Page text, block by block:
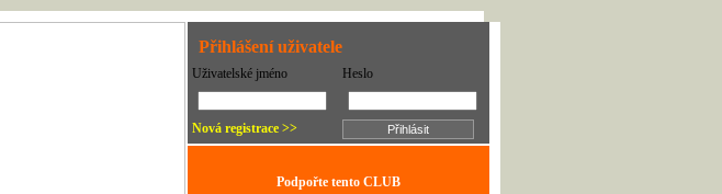
Přihlášení uživatele
Uživatelské jméno Heslo
Nová registrace >>
Podpořte tento CLUB